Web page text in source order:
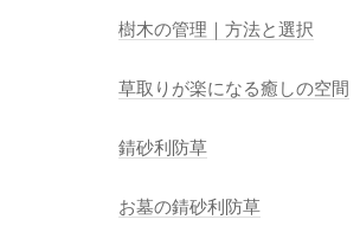
樹木の管理｜方法と選択
草取りが楽になる癒しの空間
錆砂利防草
お墓の錆砂利防草